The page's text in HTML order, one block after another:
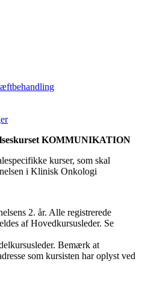
KOMMUNIKATION
kurser, som skal
i Klinisk Onkologi
2. år. Alle registrerede
af Hovedkursusleder. Se
Bemærk at
som kursisten har oplyst ved